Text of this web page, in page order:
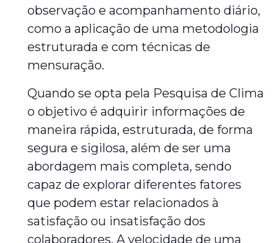
observação e acompanhamento diário,
como a aplicação de uma metodologia
estruturada e com técnicas de
mensuração.
Quando se opta pela Pesquisa de Clima
o objetivo é adquirir informações de
maneira rápida, estruturada, de forma
segura e sigilosa, além de ser uma
abordagem mais completa, sendo
capaz de explorar diferentes fatores
que podem estar relacionados à
satisfação ou insatisfação dos
colaboradores. A velocidade de uma